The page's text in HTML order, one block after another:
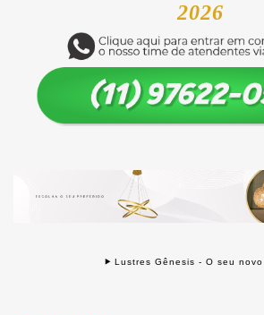
2026
Lustres Gênesis - O seu